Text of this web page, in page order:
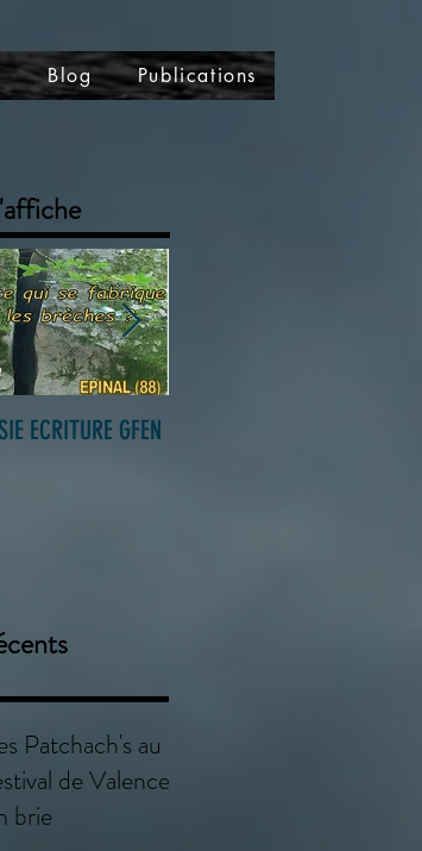
Blog Publications
ECRITURE GFEN
Patchach's au
de Valence
brie